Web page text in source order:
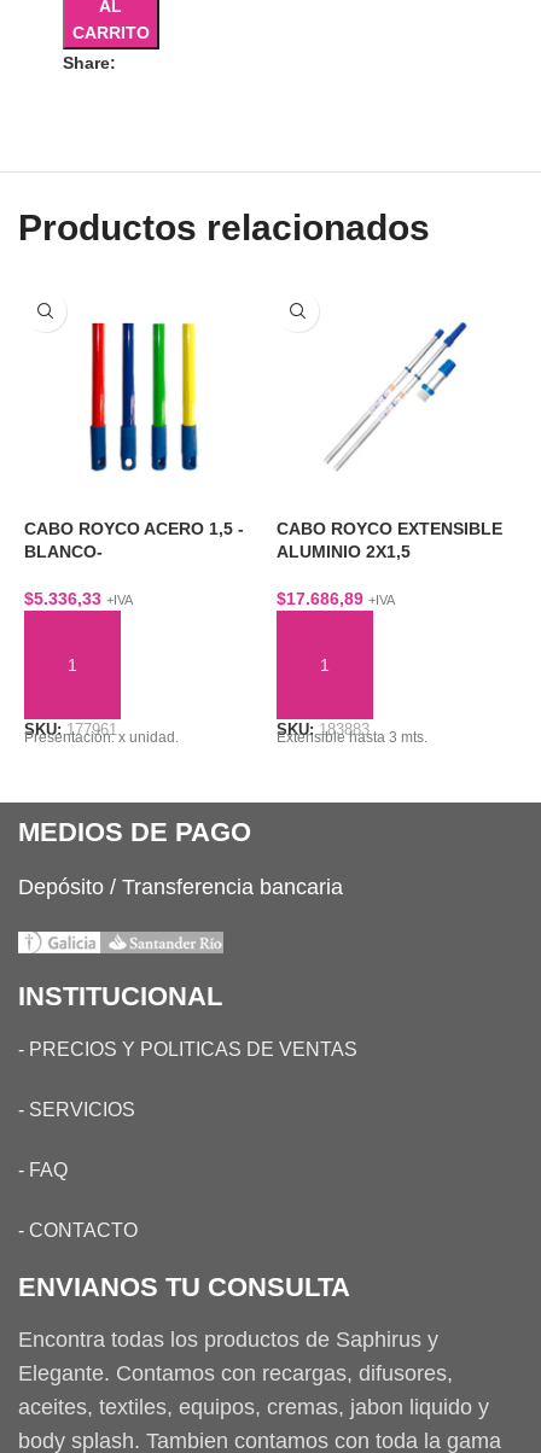
AL
CARRITO
Share:
Productos relacionados
CABO ROYCO ACERO 1,5 -
BLANCO-
$5.336,33 +IVA
SKU:177961
Presentación: x unidad.
CABO ROYCO EXTENSIBLE
ALUMINIO 2X1,5
$17.686,89 +IVA
SKU:183883
Extensible hasta 3 mts.
MEDIOS DE PAGO
Depósito / Transferencia bancaria
INSTITUCIONAL
- PRECIOS Y POLITICAS DE VENTAS
- SERVICIOS
- FAQ
- CONTACTO
ENVIANOS TU CONSULTA
Encontra todas los productos de Saphirus y
Elegante. Contamos con recargas, difusores,
aceites, textiles, equipos, cremas, jabon liquido y
body splash. Tambien contamos con toda la gama